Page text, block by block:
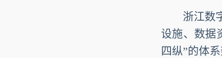
浙江数字
设施、数据
四纵”的体